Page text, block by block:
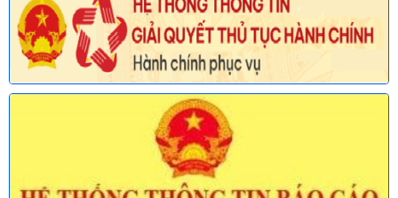
chức năng quản lý của Sở Nội vụ)
Ngày ban hành: (30/07/2026)